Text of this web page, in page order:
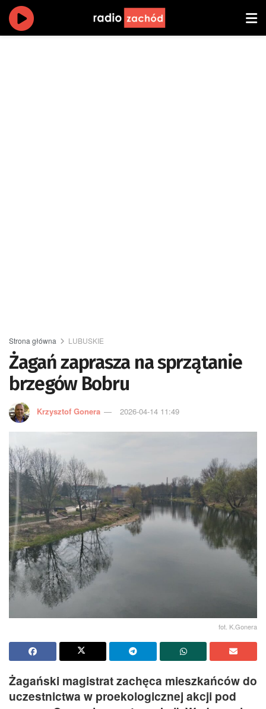
Strona główna LUBUSKIE
Żagań zaprasza na sprzątanie
brzegów Bobru
Krzysztof Gonera 2026-04-14 11:49
fot. K.Gonera
Żagański magistrat zachęca mieszkańców do
uczestnictwa w proekologicznej akcji pod